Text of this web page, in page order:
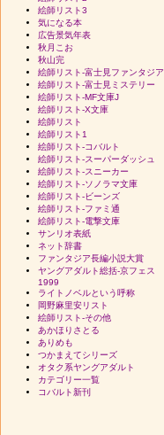
絵師リスト3
気になる本
広告景気年表
秋月こお
秋山完
絵師リスト-富士見ファンタジア
絵師リスト-富士見ミステリー
絵師リスト-MF文庫J
絵師リスト-X文庫
絵師リスト
絵師リスト1
絵師リスト-コバルト
絵師リスト-スーパーダッシュ
絵師リスト-スニーカー
絵師リスト-ソノラマ文庫
絵師リスト-ビーンズ
絵師リスト-ファミ通
絵師リスト-電撃文庫
サンリオ表紙
ネット辞書
ファンタジア長編小説大賞
ヤングアダルト総括-京フェス
1999
ライトノベルという呼称
岡野麻里安リスト
絵師リスト-その他
あかほりさとる
ありめも
つかまえてシリーズ
オタク系ヤングアダルト
カテゴリー一覧
コバルト新刊